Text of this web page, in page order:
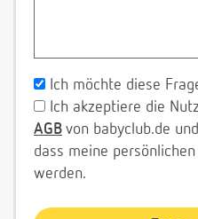
Ich möchte diese
Ich akzeptiere die
AGB von babyclub.de
dass meine
werden.